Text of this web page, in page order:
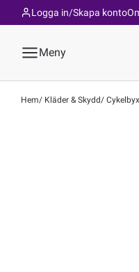
Logga in/Skapa konto
Meny
Hem Kläder & Skydd